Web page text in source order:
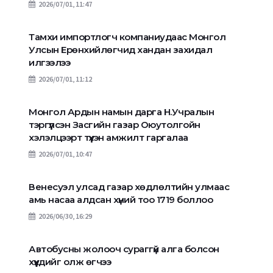
2026/07/01, 11:47
Тамхи импортлогч компаниудаас Монгол
Улсын Ерөнхийлөгчид хандан захидал
илгээлээ
2026/07/01, 11:12
Монгол Ардын намын дарга Н.Учралын
тэргүүлсэн Засгийн газар Оюутолгойн
хэлэлцээрт түүхэн амжилт гаргалаа
2026/07/01, 10:47
Венесуэл улсад газар хөдлөлтийн улмаас
амь насаа алдсан хүний тоо 1719 боллоо
2026/06/30, 16:29
Автобусны жолооч сураггүй алга болсон
хүүхдийг олж өгчээ